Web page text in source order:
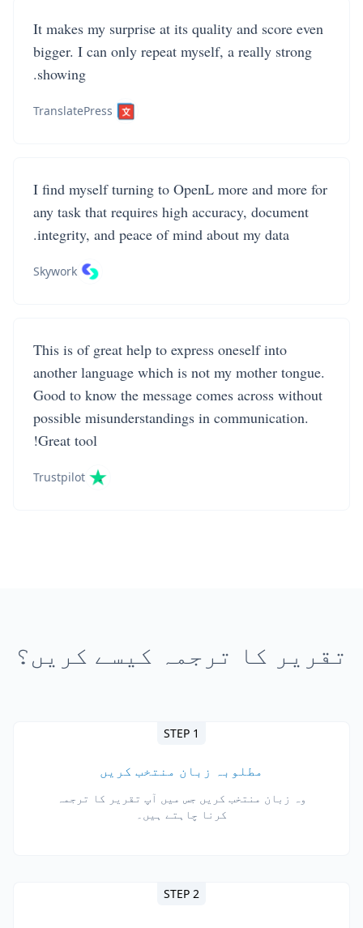
It makes my surprise at its quality and score even
bigger. I can only repeat myself, a really strong
showing.
TranslatePress
I find myself turning to OpenL more and more for
any task that requires high accuracy, document
integrity, and peace of mind about my data.
Skywork
This is of great help to express oneself into
another language which is not my mother tongue.
Good to know the message comes across without
possible misunderstandings in communication.
Great tool!
Trustpilot
تقریر کا ترجمہ کیسے کریں؟
STEP 1
مطلوبہ زبان منتخب کریں
وہ زبان منتخب کریں جس میں آپ تقریر کا ترجمہ
کرنا چاہتے ہیں۔
STEP 2